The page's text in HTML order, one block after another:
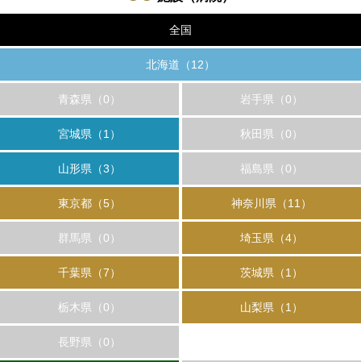
全国
北海道（12）
青森県（0） 岩手県（0）
宮城県（1） 秋田県（0）
山形県（3） 福島県（0）
東京都（5） 神奈川県（11）
群馬県（0） 埼玉県（4）
千葉県（7） 茨城県（1）
栃木県（0） 山梨県（1）
長野県（0）